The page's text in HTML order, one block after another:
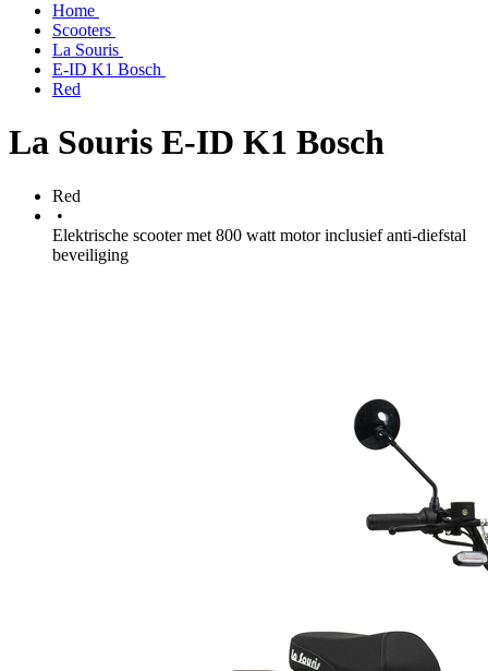
Home
Scooters
La Souris
E-ID K1 Bosch
Red
La Souris E-ID K1 Bosch
Red
•
Elektrische scooter met 800 watt motor inclusief anti-diefstal
beveiliging